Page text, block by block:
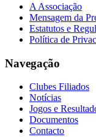
A Associação
Mensagem da
Estatutos e
Política de
Navegação
Clubes Filiados
Notícias
Jogos e
Documentos
Contacto